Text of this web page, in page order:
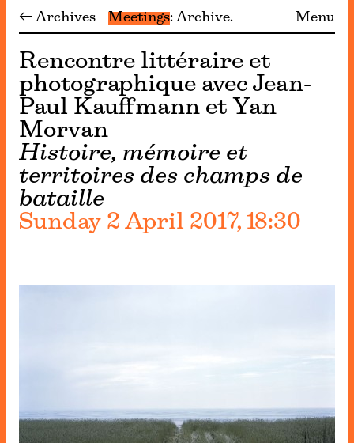
← Archives Meetings Archive Menu
Rencontre littéraire et
photographique avec Jean-
Paul Kauffmann et Yan
Morvan
Histoire, mémoire et
territoires des champs de
bataille
Sunday 2 April 2017, 18:30